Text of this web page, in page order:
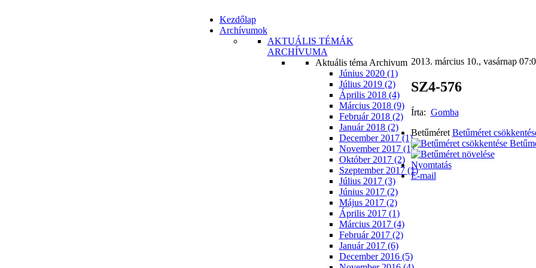
Kezdőlap
Archívumok
AKTUÁLIS TÉMÁK
ARCHÍVUMA
Aktuális téma Archivum
Június 2020 (1)
Július 2019 (2)
Április 2018 (4)
Március 2018 (9)
Február 2018 (2)
Január 2018 (2)
December 2017 (1)
November 2017 (1)
Október 2017 (2)
Szeptember 2017 (1)
Július 2017 (3)
Június 2017 (2)
Május 2017 (2)
Április 2017 (1)
Március 2017 (4)
Február 2017 (2)
Január 2017 (6)
December 2016 (5)
2013. március 10., vasárnap
SZ4-576
Írta: Gomba
Betűméret Betűméret
Nyomtatás
E-mail